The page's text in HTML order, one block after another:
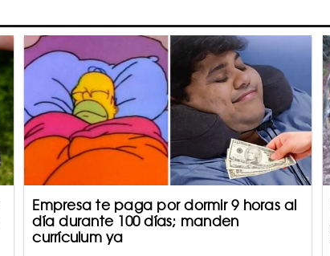
Empresa te paga por dormir 9 horas al
día durante 100 días; manden
currículum ya